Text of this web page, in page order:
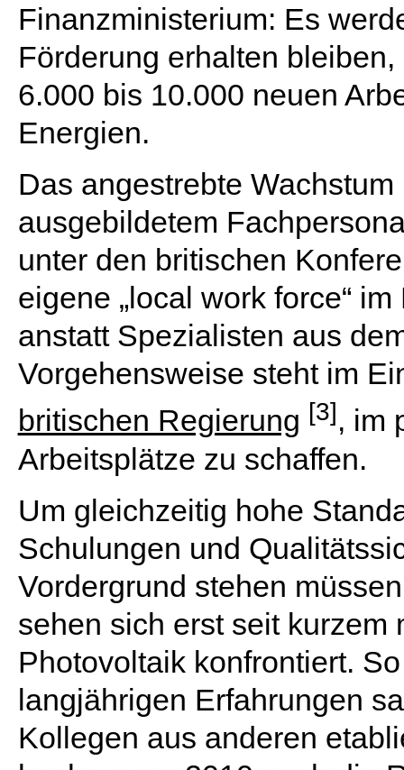
Finanzministerium: Es
Förderung erhalten
6.000 bis 10.000 neuen
Energien.
Das angestrebte
ausgebildetem
unter den britischen
eigene „local work force“
anstatt Spezialisten aus
Vorgehensweise steht im
britischen Regierung [3], im
Arbeitsplätze zu schaffen.
Um gleichzeitig hohe
Schulungen und
Vordergrund stehen
sehen sich erst seit kurzem
Photovoltaik konfrontiert.
langjährigen Erfahrungen
Kollegen aus anderen